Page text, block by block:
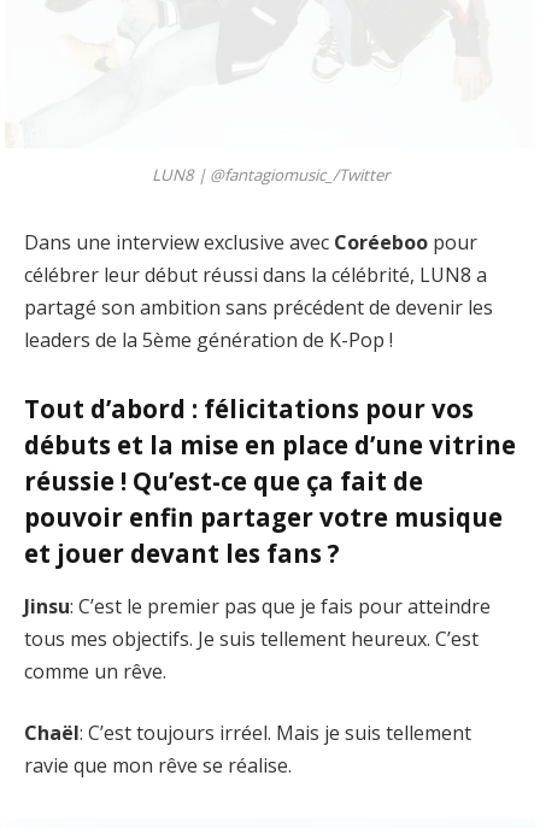
LUN8 | @fantagiomusic_/Twitter
Dans une interview exclusive avec Coréeboo pour
célébrer leur début réussi dans la célébrité, LUN8 a
partagé son ambition sans précédent de devenir les
leaders de la 5ème génération de K-Pop !
Tout d’abord : félicitations pour vos
débuts et la mise en place d’une vitrine
réussie ! Qu’est-ce que ça fait de
pouvoir enfin partager votre musique
et jouer devant les fans ?
Jinsu: C’est le premier pas que je fais pour atteindre
tous mes objectifs. Je suis tellement heureux. C’est
comme un rêve.
Chaël: C’est toujours irréel. Mais je suis tellement
ravie que mon rêve se réalise.